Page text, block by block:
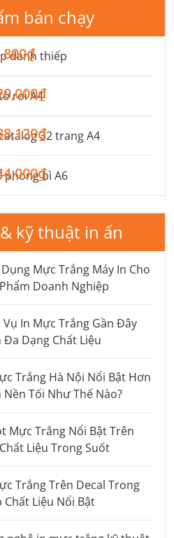
bán chạy
danh thiếp
rơi A4
32 trang A4
phong bì A6
kỹ thuật in ấn
Mực Trắng Máy In Cho
Doanh Nghiệp
Vụ In Mực Trắng Gần Đây
Đa Dạng Chất Liệu
Trắng Hà Nội Nổi Bật Hơn
Nền Tối Như Thế Nào?
Mực Trắng Nổi Bật Trên
Liệu Trong Suốt
Trắng Trên Decal Trong
Chất Liệu Nổi Bật